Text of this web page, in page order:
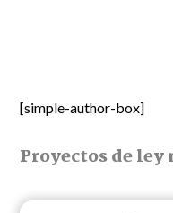
[simple-author-box]
Proyectos de